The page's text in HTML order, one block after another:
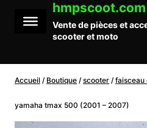
contenu
hmpscoot.com
Vente de pièces et
scooter et moto
Accueil / Boutique / scooter / faisceau
yamaha tmax 500 (2001 – 2007)